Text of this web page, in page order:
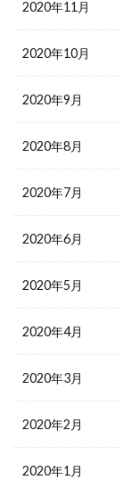
2020年11月
2020年10月
2020年9月
2020年8月
2020年7月
2020年6月
2020年5月
2020年4月
2020年3月
2020年2月
2020年1月